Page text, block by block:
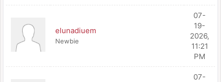
elunadiuem
Newbie
07-
19-
2026,
11:21
PM
07-